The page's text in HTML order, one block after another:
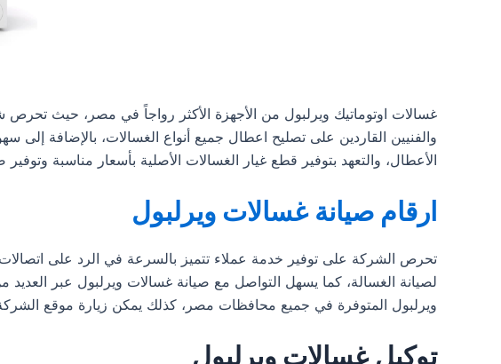
والفنيين القاردين على تصليح اعطال جميع أنواع الغسالات، بالإضافة
الأعطال، والتعهد بتوفير قطع غيار الغسالات الأصلية بأسعار مناسبة
ارقام صيانة غسالات ويرلبول
تحرص الشركة على توفير خدمة عملاء تتميز بالسرعة في الرد على
لصيانة الغسالة، كما يسهل التواصل مع صيانة غسالات ويرلبول عبر
ويرلبول المتوفرة في جميع محافظات مصر، كذلك يمكن زيارة موقع
توكيل غسالات ويرلبول